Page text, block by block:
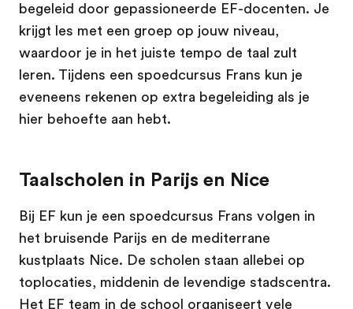
begeleid door gepassioneerde EF-docenten. Je
krijgt les met een groep op jouw niveau,
waardoor je in het juiste tempo de taal zult
leren. Tijdens een spoedcursus Frans kun je
eveneens rekenen op extra begeleiding als je
hier behoefte aan hebt.
Taalscholen in Parijs en Nice
Bij EF kun je een spoedcursus Frans volgen in
het bruisende Parijs en de mediterrane
kustplaats Nice. De scholen staan allebei op
toplocaties, middenin de levendige stadscentra.
Het EF team in de school organiseert vele